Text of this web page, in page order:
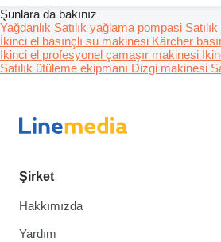
Şunlara da bakınız
Yağdanlık Satılık yağlama pompasi
İkinci el basınçlı su makinesi Kärcher
İkinci el profesyonel çamaşır makinesi
Satılık ütüleme ekipmanı Dizgi makinesi
Şirket
Hakkımızda
Yardım